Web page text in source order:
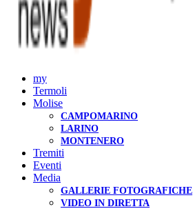
my
Termoli
Molise
CAMPOMARINO
LARINO
MONTENERO
Tremiti
Eventi
Media
GALLERIE FOTOGRAFICHE
VIDEO IN DIRETTA